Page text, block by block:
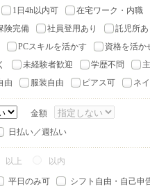
1日4h以内可 在宅ワーク・内職
険完備 社員登用あり 託児所あ
PCスキルを活かす 資格を活か
未経験者歓迎 学歴不問
由 服装自由 ピアス可 ネ
金額
日払い／週払い
以上 以内
平日のみ可 シフト自由・自己申